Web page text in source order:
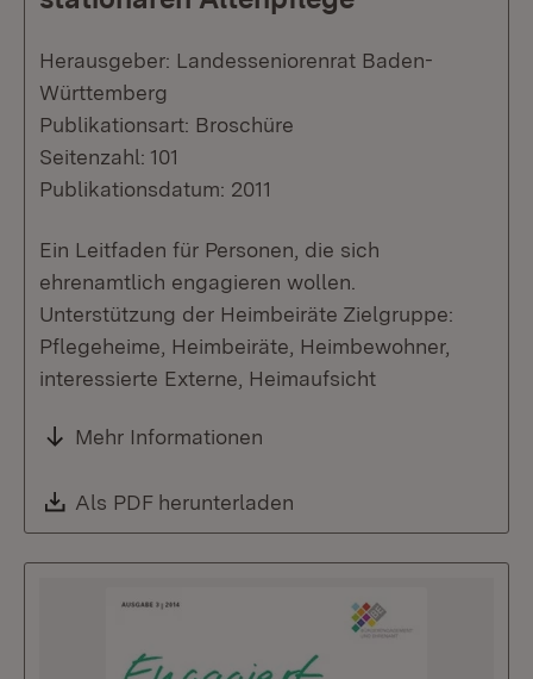
Herausgeber: Landesseniorenrat Baden-
Württemberg
Publikationsart: Broschüre
Seitenzahl: 101
Publikationsdatum: 2011
Ein Leitfaden für Personen, die sich
ehrenamtlich engagieren wollen.
Unterstützung der Heimbeiräte Zielgruppe:
Pflegeheime, Heimbeiräte, Heimbewohner,
interessierte Externe, Heimaufsicht
Mehr Informationen
Download:
Als PDF herunterladen